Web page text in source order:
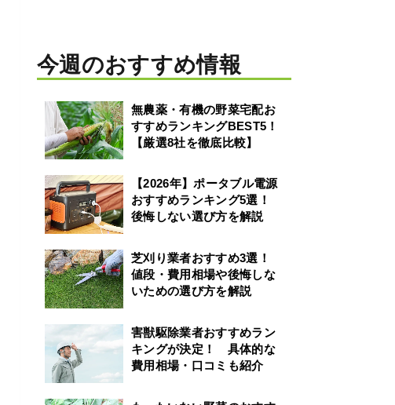
今週のおすすめ情報
無農薬・有機の野菜宅配お
すすめランキングBEST5！
【厳選8社を徹底比較】
【2026年】ポータブル電源
おすすめランキング5選！
後悔しない選び方を解説
芝刈り業者おすすめ3選！
値段・費用相場や後悔しな
いための選び方を解説
害獣駆除業者おすすめラン
キングが決定！ 具体的な
費用相場・口コミも紹介